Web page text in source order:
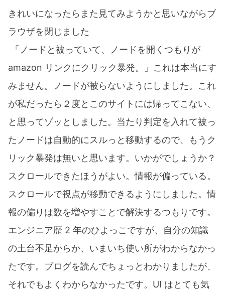
きれいになったらまた見てみようかと思いながらブ
ラウザを閉じました
「ノードと被っていて、ノードを開くつもりが
amazon リンクにクリック暴発。」これは本当にす
みません。ノードが被らないようにしました。これ
が私だったら２度とこのサイトには帰ってこない、
と思ってゾッとしました。当たり判定を入れて被っ
たノードは自動的にスルっと移動するので、もうク
リック暴発は無いと思います。いかがでしょうか？
スクロールできたほうがよい。情報が偏っている。
スクロールで視点が移動できるようにしました。情
報の偏りは数を増やすことで解決するつもりです。
エンジニア歴 2 年のひよっこですが、自分の知識
の土台不足からか、いまいち使い所がわからなかっ
たです。ブログを読んでちょっとわかりましたが、
それでもよくわからなかったです。UI はとても気